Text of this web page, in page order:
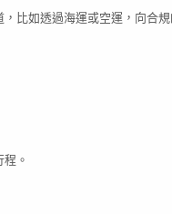
比如透過海運或空運，向合
。